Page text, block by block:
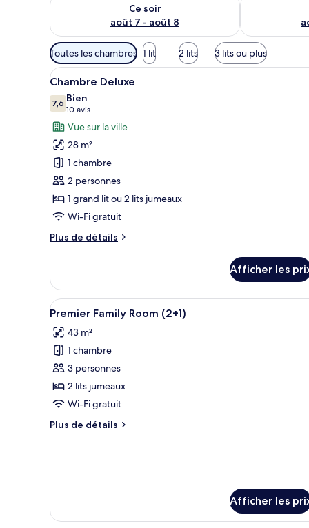
Ce soir
août 7 - août 8
Filtres
disponibles
pour
les
chambres
Toutes les chambres 1 lit 2 lits 3 lits ou plus
Afficher
toutes
les
photos
pour
ce
type
de
chambre :
Chambre
Deluxe
Une chambre d’hôtel avec
6
Chambre Deluxe
7,67,6 sur 10
Bien
10 avis
(10 avis)
Vue sur la ville
28 m²
1 chambre
2 personnes
1 grand lit ou 2 lits jumeaux
Wi-Fi gratuit
Plus de détails
Plus
Chambre
Deluxe
Afficher les
Afficher
toutes
les
photos
pour
ce
type
chambre :
Une chambre d’hôtel avec
3
Premier Family Room (2+1)
43 m²
1 chambre
3 personnes
2 lits jumeaux
Wi-Fi gratuit
Plus de détails
Plus
(2+1)
Afficher les